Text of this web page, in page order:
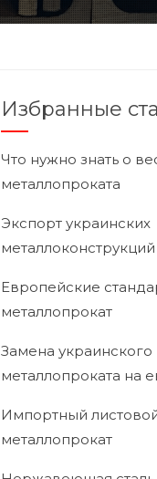
Избранные
Что нужно знать о
металлопроката
Экспорт украинских
Европейские
металлопрокат
Замена украинского
металлопроката на
Импортный
металлопрокат